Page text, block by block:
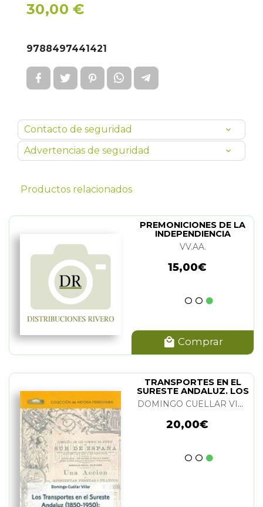
30,00 €
9788497441421
Contacto de seguridad
Advertencias de seguridad
Productos relacionados
PREMONICIONES DE LA
INDEPENDIENCIA
IBEROAMERICANA
VV.AA.
15,00€
Comprar
TRANSPORTES EN EL
SURESTE ANDALUZ. LOS
DOMINGO CUELLAR VILLAR
20,00€